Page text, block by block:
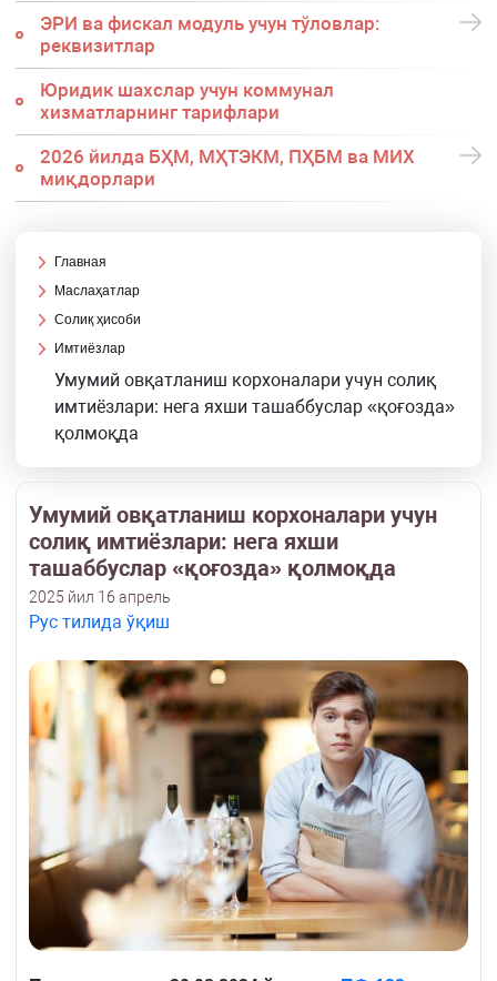
ЭРИ ва фискал модуль учун тўловлар:
реквизитлар
Юридик шахслар учун коммунал
хизматларнинг тарифлари
2026 йилда БҲМ, МҲТЭКМ, ПҲБМ ва МИХ
миқдорлари
Главная
Маслаҳатлар
Солиқ ҳисоби
Имтиёзлар
Умумий овқатланиш корхоналари учун солиқ
имтиёзлари: нега яхши ташаббуслар «қоғозда»
қолмоқда
Умумий овқатланиш корхоналари учун
солиқ имтиёзлари: нега яхши
ташаббуслар «қоғозда» қолмоқда
2025 йил 16 апрель
Рус тилида ўқиш